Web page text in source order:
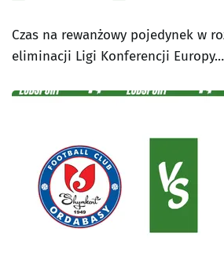
Czas na rewanżowy pojedynek w
eliminacji Ligi Konferencji